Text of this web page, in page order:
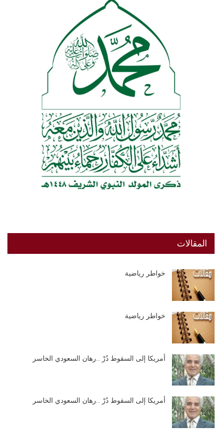
المقالات
خواطر رياضية
خواطر رياضية
أمريكا إلى السقوط دُرْ ..رهان السعودي الخاسر
أمريكا إلى السقوط دُرْ ..رهان السعودي الخاسر